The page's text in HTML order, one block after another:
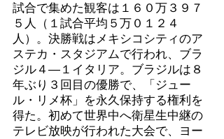
試合で集めた観客は１６０万３９７
５人（１試合平均５万０１２４
人）。決勝戦はメキシコシティのア
ステカ・スタジアムで行われ、ブラ
ジル４―１イタリア。ブラジルは８
年ぶり３回目の優勝で、「ジュー
ル・リメ杯」を永久保持する権利を
得た。初めて世界中へ衛星生中継の
テレビ放映が行われた大会で、ヨー